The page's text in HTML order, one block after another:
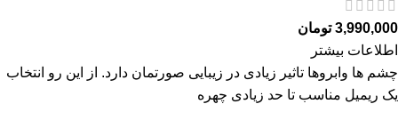
3,990,000 تومان
اطلاعات بیشتر
چشم ها وابروها تاثیر زیادی در زیبایی صورتمان دارد. از این رو انتخاب
یک ریمیل مناسب تا حد زیادی چهره